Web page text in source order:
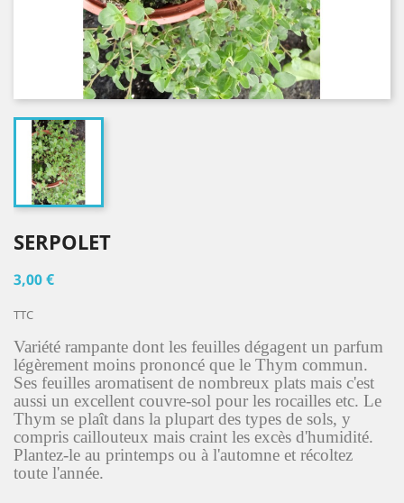
SERPOLET
3,00 €
TTC
Variété rampante dont les feuilles dégagent un parfum
légèrement moins prononcé que le Thym commun.
Ses feuilles aromatisent de nombreux plats mais c'est
aussi un excellent couvre-sol pour les rocailles etc. Le
Thym se plaît dans la plupart des types de sols, y
compris caillouteux mais craint les excès d'humidité.
Plantez-le au printemps ou à l'automne et récoltez
toute l'année.